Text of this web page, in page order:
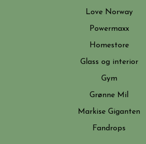
Love Norway
Powermaxx
Homestore
Glass og interior
Gym
Grønne Mil
Markise Giganten
Fandrops